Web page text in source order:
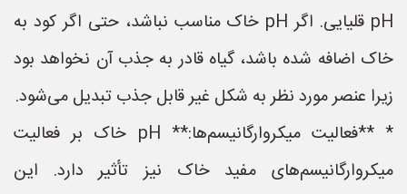
pH قلیایی. اگر pH خاک مناسب نباشد، حتی اگر کود به
خاک اضافه شده باشد، گیاه قادر به جذب آن نخواهد بود
زیرا عنصر مورد نظر به شکل غیر قابل جذب تبدیل می‌شود.
* **فعالیت میکروارگانیسم‌ها:** pH خاک بر فعالیت
میکروارگانیسم‌های مفید خاک نیز تأثیر دارد. این